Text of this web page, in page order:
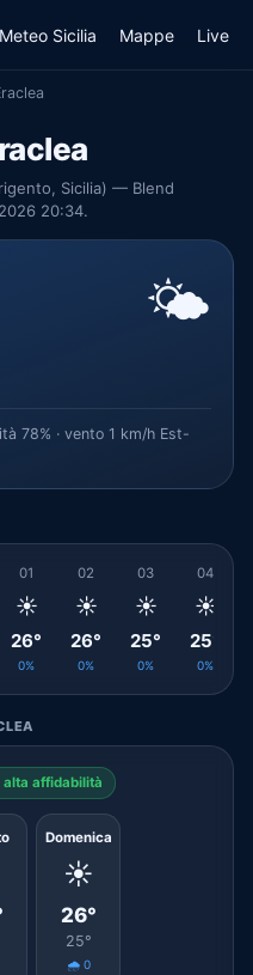
Meteo Sicilia Mappe Live
Sicilia) — Blend
20:34.
🌤️
78% · vento 1 km/h Est-
01
☀️
26°
0%
02
☀️
26°
0%
03
☀️
25°
0%
04
☀️
25°
0%
alta affidabilità
Domenica
☀️
26°
25°
🌧️ 0